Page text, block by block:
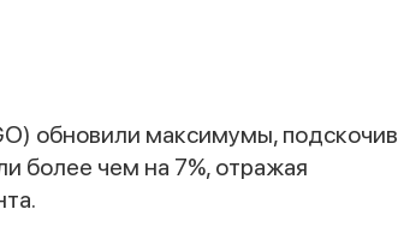
обновили максимумы, подскочив
более чем на 7%, отражая